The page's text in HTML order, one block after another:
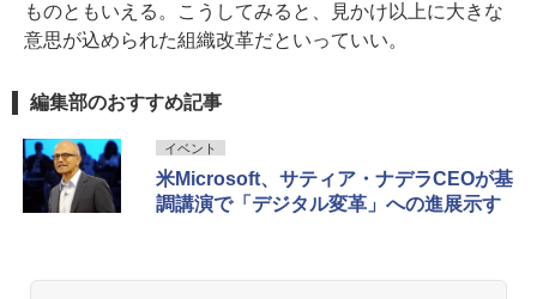
ものともいえる。こうしてみると、見かけ以上に大きな
意思が込められた組織改革だといっていい。
編集部のおすすめ記事
イベント
米Microsoft、サティア・ナデラCEOが基
調講演で「デジタル変革」への進展示す